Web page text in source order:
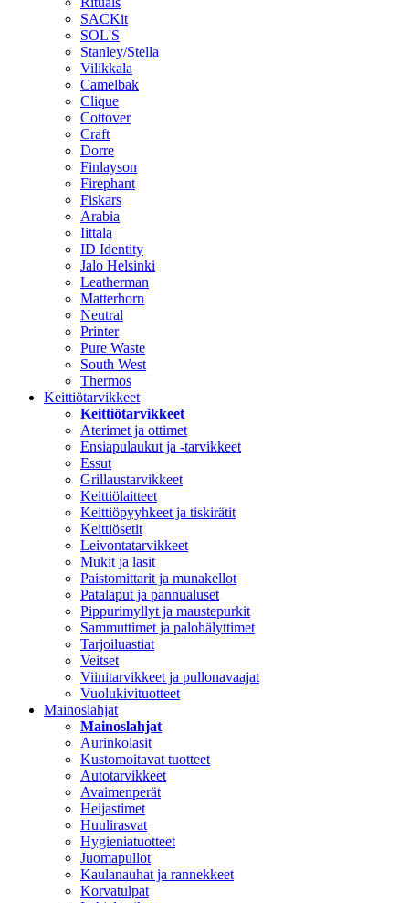
SACKit
SOL'S
Stanley/Stella
Vilikkala
Camelbak
Clique
Cottover
Craft
Dorre
Finlayson
Firephant
Fiskars
Arabia
Iittala
ID Identity
Jalo Helsinki
Leatherman
Matterhorn
Neutral
Printer
Pure Waste
South West
Thermos
Keittiötarvikkeet
Keittiötarvikkeet
Aterimet ja ottimet
Ensiapulaukut ja -tarvikkeet
Essut
Grillaustarvikkeet
Keittiölaitteet
Keittiöpyyhkeet ja tiskirätit
Keittiösetit
Leivontatarvikkeet
Mukit ja lasit
Paistomittarit ja munakellot
Patalaput ja pannualuset
Pippurimyllyt ja maustepurkit
Sammuttimet ja palohälyttimet
Tarjoiluastiat
Veitset
Viinitarvikkeet ja pullonavaajat
Vuolukivituotteet
Mainoslahjat
Mainoslahjat
Aurinkolasit
Kustomoitavat tuotteet
Autotarvikkeet
Avaimenperät
Heijastimet
Huulirasvat
Hygieniatuotteet
Juomapullot
Kaulanauhat ja rannekkeet
Korvatulpat